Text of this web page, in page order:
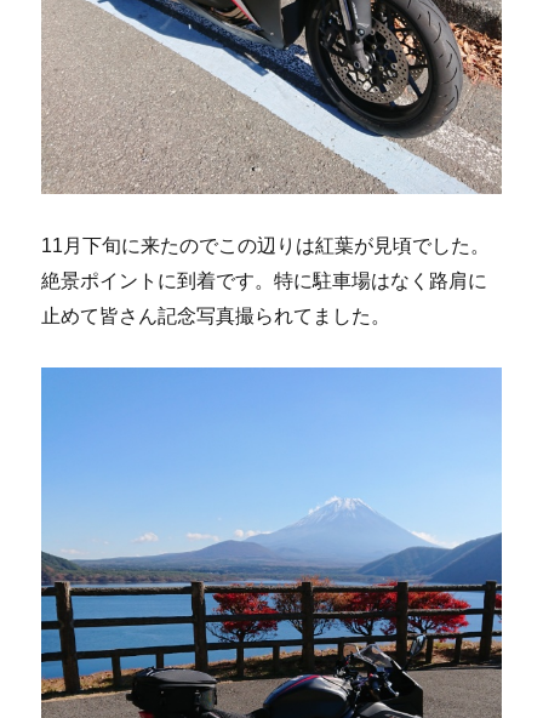
11月下旬に来たのでこの辺りは紅葉が見頃でした。
絶景ポイントに到着です。特に駐車場はなく路肩に
止めて皆さん記念写真撮られてました。